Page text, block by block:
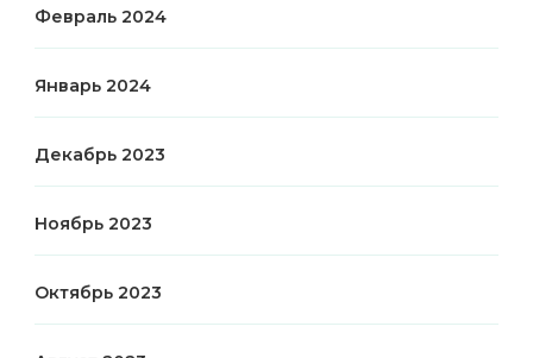
Февраль 2024
Январь 2024
Декабрь 2023
Ноябрь 2023
Октябрь 2023